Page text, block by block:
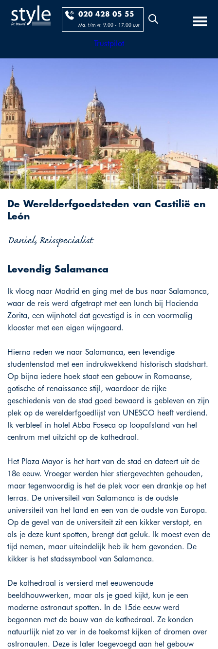
020 428 05 55
Ma. t/m vr. 9.00 - 17.00 uur
Trustpilot
De Werelderfgoedsteden van Castilië en
León
Daniel, Reisspecialist
Levendig Salamanca
Ik vloog naar Madrid en ging met de bus naar Salamanca,
waar de reis werd afgetrapt met een lunch bij Hacienda
Zorita, een wijnhotel dat gevestigd is in een voormalig
klooster met een eigen wijngaard.
Hierna reden we naar Salamanca, een levendige
studentenstad met een indrukwekkend historisch stadshart.
Op bijna iedere hoek staat een gebouw in Romaanse,
gotische of renaissance stijl, waardoor de rijke
geschiedenis van de stad goed bewaard is gebleven en zijn
plek op de werelderfgoedlijst van UNESCO heeft verdiend.
Ik verbleef in hotel Abba Foseca op loopafstand van het
centrum met uitzicht op de kathedraal.
Het Plaza Mayor is het hart van de stad en dateert uit de
18e eeuw. Vroeger werden hier stiergevechten gehouden,
maar tegenwoordig is het de plek voor een drankje op het
terras. De universiteit van Salamanca is de oudste
universiteit van het land en een van de oudste van Europa.
Op de gevel van de universiteit zit een kikker verstopt, en
als je deze kunt spotten, brengt dat geluk. Ik moest even de
tijd nemen, maar uiteindelijk heb ik hem gevonden. De
kikker is het stadssymbool van Salamanca.
De kathedraal is versierd met eeuwenoude
beeldhouwwerken, maar als je goed kijkt, kun je een
moderne astronaut spotten. In de 15de eeuw werd
begonnen met de bouw van de kathedraal. Ze konden
natuurlijk niet zo ver in de toekomst kijken of dromen over
astronauten. Deze is later toegevoegd aan het gebouw